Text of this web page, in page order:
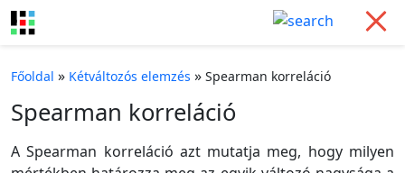
Főoldal » Kétváltozós elemzés » Spearman korreláció
Spearman korreláció
A Spearman korreláció azt mutatja meg, hogy milyen